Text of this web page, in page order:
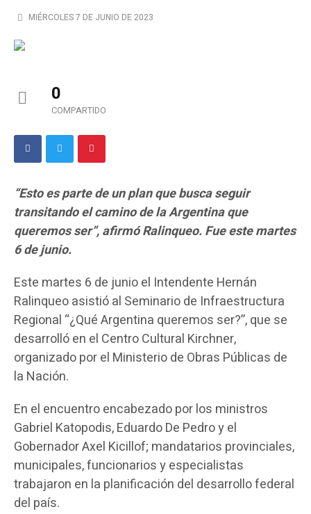
MIÉRCOLES 7 DE JUNIO DE 2023
0
COMPARTIDO
“Esto es parte de un plan que busca seguir
transitando el camino de la Argentina que
queremos ser”, afirmó Ralinqueo. Fue este martes
6 de junio.
Este martes 6 de junio el Intendente Hernán
Ralinqueo asistió al Seminario de Infraestructura
Regional “¿Qué Argentina queremos ser?”, que se
desarrolló en el Centro Cultural Kirchner,
organizado por el Ministerio de Obras Públicas de
la Nación.
En el encuentro encabezado por los ministros
Gabriel Katopodis, Eduardo De Pedro y el
Gobernador Axel Kicillof; mandatarios provinciales,
municipales, funcionarios y especialistas
trabajaron en la planificación del desarrollo federal
del país.